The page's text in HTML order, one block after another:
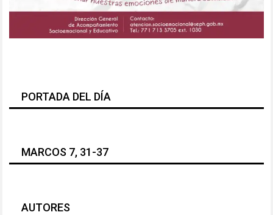
PORTADA DEL DÍA
MARCOS 7, 31-37
AUTORES